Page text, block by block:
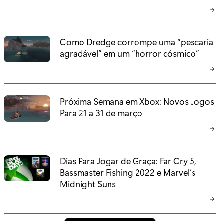
Como Dredge corrompe uma “pescaria
agradável” em um “horror cósmico”
Próxima Semana em Xbox: Novos Jogos
Para 21 a 31 de março
Dias Para Jogar de Graça: Far Cry 5,
Bassmaster Fishing 2022 e Marvel’s
Midnight Suns